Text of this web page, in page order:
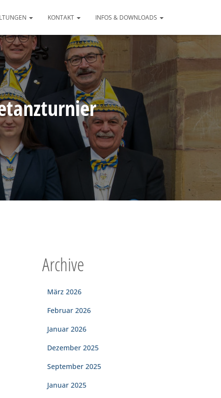
KONTAKT INFOS & DOWNLOADS
Archive
März 2026
Februar 2026
Januar 2026
Dezember 2025
September 2025
Januar 2025